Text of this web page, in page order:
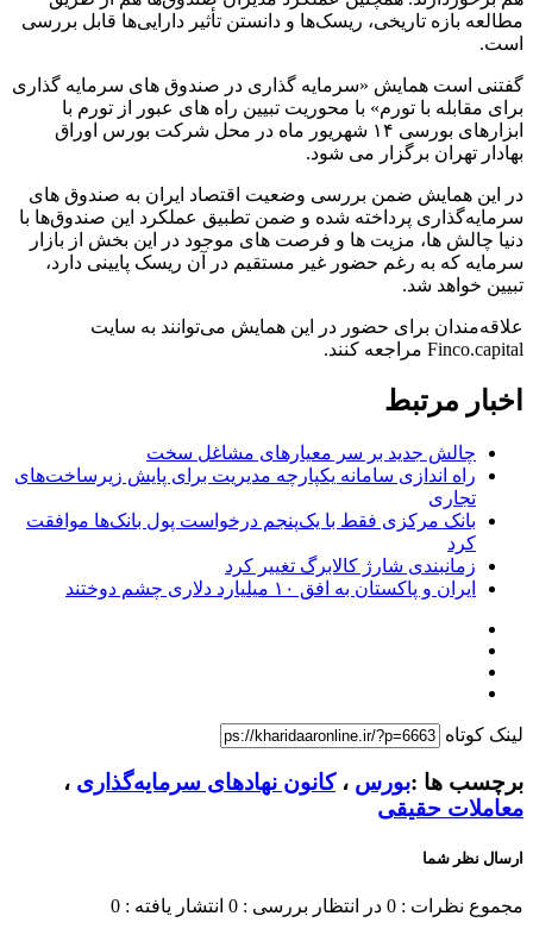
مطالعه بازه تاریخی، ریسک‌ها و دانستن تأثیر دارایی‌ها قابل بررسی
است.
گفتنی است همایش «سرمایه گذاری در صندوق های سرمایه گذاری
برای مقابله با تورم» با محوریت تبیین راه های عبور از تورم با
ابزارهای بورسی ۱۴ شهریور ماه در محل شرکت بورس اوراق
بهادار تهران برگزار می شود.
در این همایش ضمن بررسی وضعیت اقتصاد ایران به صندوق های
سرمایه‌گذاری پرداخته شده و ضمن تطبیق عملکرد این صندوق‌ها با
دنیا چالش ها، مزیت ها و فرصت های موجود در این بخش از بازار
سرمایه که به رغم حضور غیر مستقیم در آن ریسک پایینی دارد،
تبیین خواهد شد.
علاقه‌مندان برای حضور در این همایش می‌توانند به سایت
Finco.capital مراجعه کنند.
اخبار مرتبط
چالش جدید بر سر معیارهای مشاغل سخت
راه اندازی سامانه یکپارچه مدیریت برای پایش زیرساخت‌های
تجاری
بانک مرکزی فقط با یک‌‎پنجم درخواست پول بانک‌ها موافقت
کرد
زمانبندی شارژ کالابرگ تغییر کرد
ایران و پاکستان به افق ۱۰ میلیارد دلاری چشم دوختند
لینک کوتاه
برچسب ها :بورس ،کانون نهادهای سرمایه‌گذاری ،
معاملات حقیقی
ارسال نظر شما
مجموع نظرات : 0 در انتظار بررسی : 0 انتشار یافته : 0